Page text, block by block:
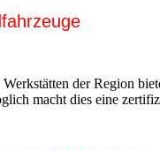
der Region
macht dies eine